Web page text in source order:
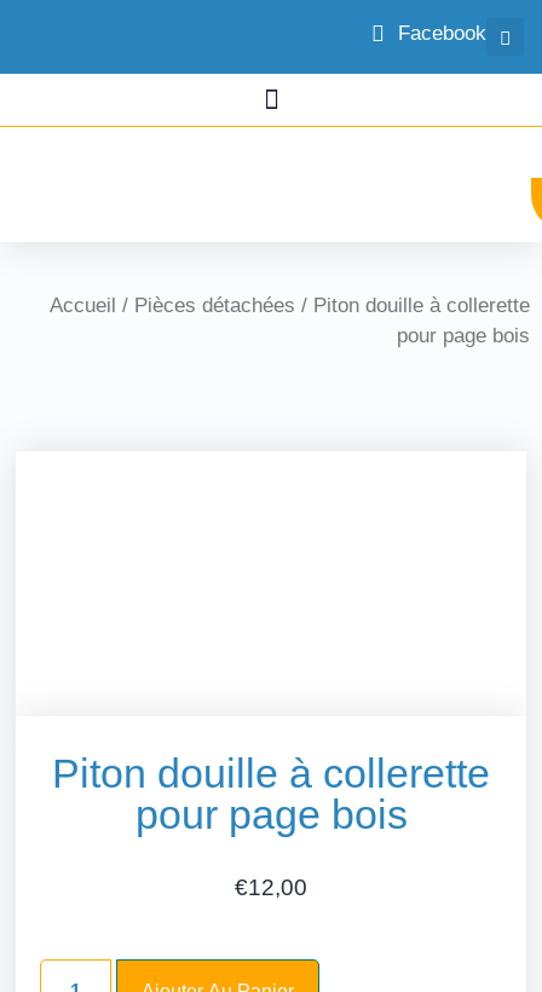
Facebook
Accueil / Pièces détachées / Piton douille à collerette
pour page bois
Piton douille à collerette
pour page bois
€12,00